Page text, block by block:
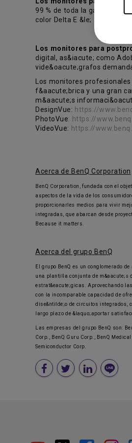
99 % de toda la gama de
color Delta E &le; 2.
Los monitores para
digital, as&iacute; como
vide&oacute;grafos
Los monitores
f&aacute;brica y una gran
m&aacute;s
DesignVue: https://
PhotoVue: https://
VideoVue: https://
Acerca de BenQ Corporation
BenQ Corporation, fundada con el
aspectos de la vida de los
proporcionarles medios para vivir
integradas, que abarcan desde
Because it matters.
Acerca del grupo BenQ
El grupo BenQ es un conglomerado
una plantilla conjunta de m&aacute;s
estrat&eacute;gicas. Aprovechando
con la incomparable capacidad de
dise&ntilde;o de circuitos integrados,
largo plazo de &laquo;aportar
Las empresas del grupo BenQ son:
Corp., BenQ Guru Corp., BenQ
Semiconductor Corp.